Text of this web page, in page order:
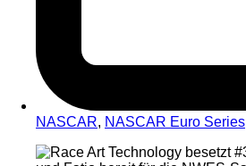
NASCAR, NASCAR Euro Series